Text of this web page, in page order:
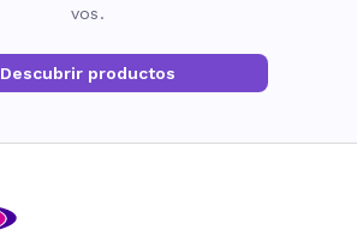
vos.
Descubrir productos